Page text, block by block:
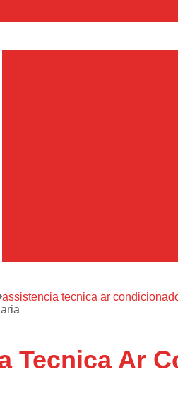
assistencia tecnica ar
Tecnica Ar